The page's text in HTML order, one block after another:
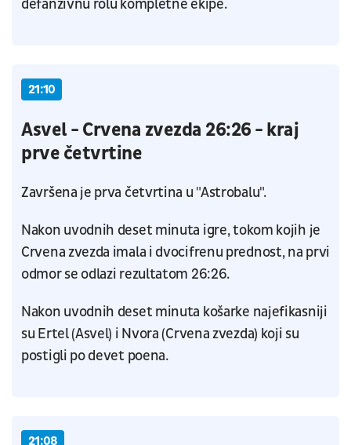
defanzivnu rolu kompletne ekipe.
21:10
Asvel - Crvena zvezda 26:26 - kraj
prve četvrtine
Završena je prva četvrtina u "Astrobalu".
Nakon uvodnih deset minuta igre, tokom kojih je
Crvena zvezda imala i dvocifrenu prednost, na prvi
odmor se odlazi rezultatom 26:26.
Nakon uvodnih deset minuta košarke najefikasniji
su Ertel (Asvel) i Nvora (Crvena zvezda) koji su
postigli po devet poena.
21:08